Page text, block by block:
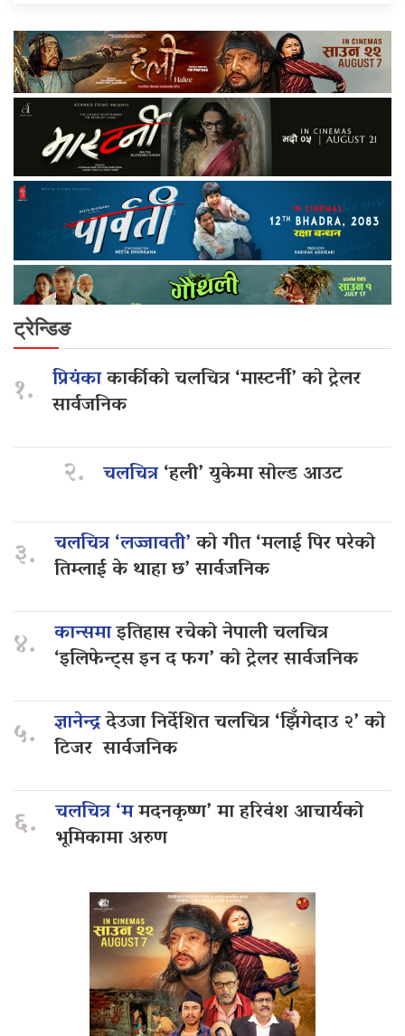
ट्रेन्डिङ
१. प्रियंकाकार्कीको चलचित्र ‘मास्टर्नी’ को ट्रेलर
सार्वजनिक
२. चलचित्र‘हली’ युकेमा सोल्ड आउट
३. चलचित्र ‘लज्जावती’को गीत ‘मलाई पिर परेको
तिम्लाई के थाहा छ’ सार्वजनिक
४. कान्समाइतिहास रचेको नेपाली चलचित्र
‘इलिफेन्ट्स इन द फग’ को ट्रेलर सार्वजनिक
५. ज्ञानेन्द्रदेउजा निर्देशित चलचित्र ‘झिँगेदाउ २’ को
टिजर सार्वजनिक
६. चलचित्र ‘ममदनकृष्ण’ मा हरिवंश आचार्यको
भूमिकामा अरुण